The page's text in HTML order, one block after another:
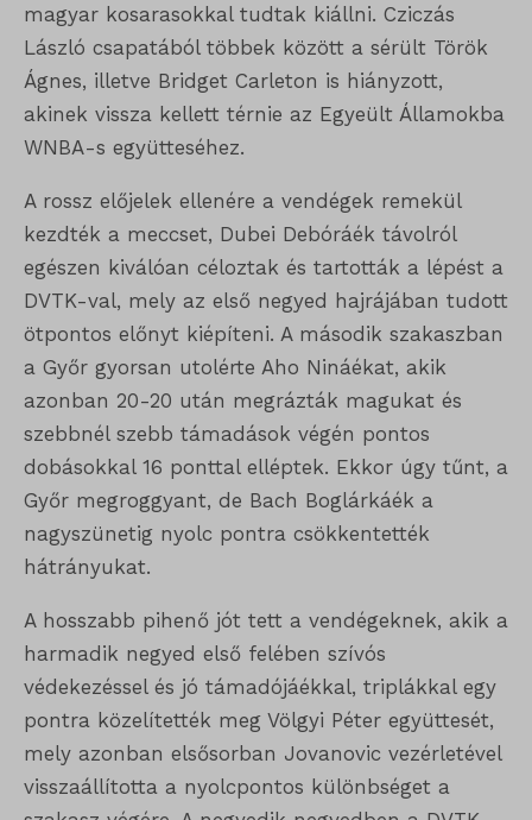
magyar kosarasokkal tudtak kiállni. Cziczás
László csapatából többek között a sérült Török
Ágnes, illetve Bridget Carleton is hiányzott,
akinek vissza kellett térnie az Egyeült Államokba
WNBA-s együtteséhez.
A rossz előjelek ellenére a vendégek remekül
kezdték a meccset, Dubei Debóráék távolról
egészen kiválóan céloztak és tartották a lépést a
DVTK-val, mely az első negyed hajrájában tudott
ötpontos előnyt kiépíteni. A második szakaszban
a Győr gyorsan utolérte Aho Nináékat, akik
azonban 20-20 után megrázták magukat és
szebbnél szebb támadások végén pontos
dobásokkal 16 ponttal elléptek. Ekkor úgy tűnt, a
Győr megroggyant, de Bach Boglárkáék a
nagyszünetig nyolc pontra csökkentették
hátrányukat.
A hosszabb pihenő jót tett a vendégeknek, akik a
harmadik negyed első felében szívós
védekezéssel és jó támadójáékkal, triplákkal egy
pontra közelítették meg Völgyi Péter együttesét,
mely azonban elsősorban Jovanovic vezérletével
visszaállította a nyolcpontos különbséget a